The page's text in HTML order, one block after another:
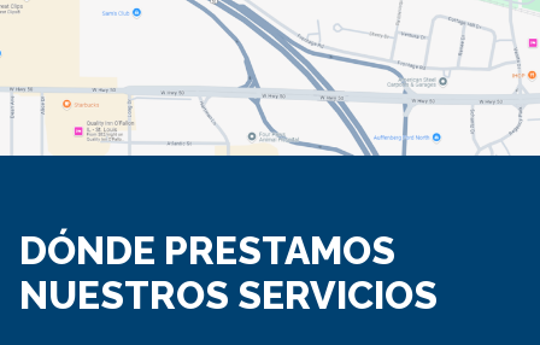
DÓNDE PRESTAMOS
NUESTROS SERVICIOS